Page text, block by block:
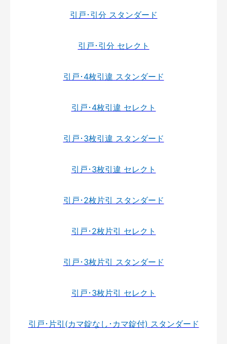
引戸･引分 スタンダード
引戸･引分 セレクト
引戸･4枚引違 スタンダード
引戸･4枚引違 セレクト
引戸･3枚引違 スタンダード
引戸･3枚引違 セレクト
引戸･2枚片引 スタンダード
引戸･2枚片引 セレクト
引戸･3枚片引 スタンダード
引戸･3枚片引 セレクト
引戸･片引(カマ錠なし･カマ錠付) スタンダード